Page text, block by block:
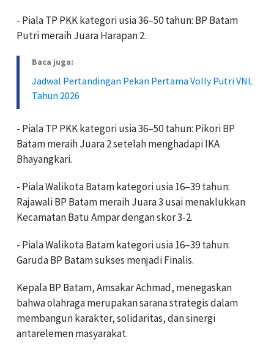
- Piala TP PKK kategori usia 36–50 tahun: BP Batam
Putri meraih Juara Harapan 2.
Baca juga:
Jadwal Pertandingan Pekan Pertama Volly Putri VNL
Tahun 2026
- Piala TP PKK kategori usia 36–50 tahun: Pikori BP
Batam meraih Juara 2 setelah menghadapi IKA
Bhayangkari.
- Piala Walikota Batam kategori usia 16–39 tahun:
Rajawali BP Batam meraih Juara 3 usai menaklukkan
Kecamatan Batu Ampar dengan skor 3-2.
- Piala Walikota Batam kategori usia 16–39 tahun:
Garuda BP Batam sukses menjadi Finalis.
Kepala BP Batam, Amsakar Achmad, menegaskan
bahwa olahraga merupakan sarana strategis dalam
membangun karakter, solidaritas, dan sinergi
antarelemen masyarakat.